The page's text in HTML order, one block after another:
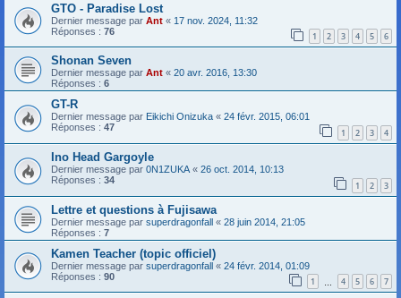
GTO - Paradise Lost
Dernier message par Ant « 17 nov. 2024, 11:32
Réponses : 76 1 2 3 4 5 6
Shonan Seven
Dernier message par Ant « 20 avr. 2016, 13:30
Réponses : 6
GT-R
Dernier message par Eikichi Onizuka « 24 févr. 2015, 06:01
Réponses : 47 1 2 3 4
Ino Head Gargoyle
Dernier message par 0N1ZUKA « 26 oct. 2014, 10:13
Réponses : 34 1 2 3
Lettre et questions à Fujisawa
Dernier message par superdragonfall « 28 juin 2014, 21:05
Réponses : 7
Kamen Teacher (topic officiel)
Dernier message par superdragonfall « 24 févr. 2014, 01:09
Réponses : 90 1 4 5 6 7